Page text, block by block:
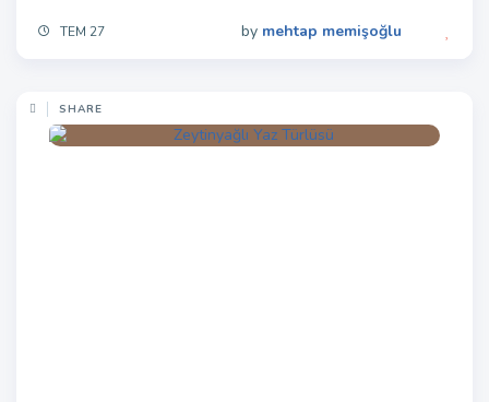
TEM 27 by mehtap memişoğlu
SHARE